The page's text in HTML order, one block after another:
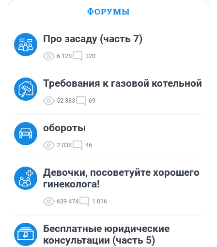
ФОРУМЫ
Про засаду (часть 7)
6 128 320
Требования к газовой котельной
52 383 69
обороты
2 038 46
Девочки, посоветуйте хорошего
гинеколога!
639 474 1 016
Бесплатные юридические
консультации (часть 5)